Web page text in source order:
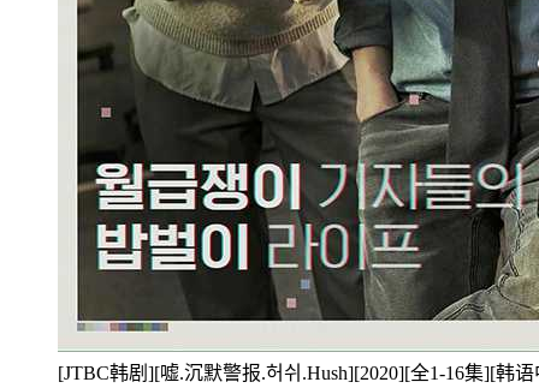
[JTBC韩剧][嘘.沉默警报.허쉬.Hush][2020][全1-16集][韩